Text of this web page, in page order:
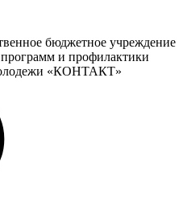
бюджетное учреждение
и профилактики
«КОНТАКТ»